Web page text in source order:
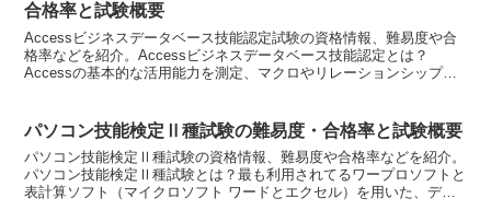
合格率と試験概要
Accessビジネスデータベース技能認定試験の資格情報、難易度や合
格率などを紹介。Accessビジネスデータベース技能認定とは？
Accessの基本的な活用能力を測定、マクロやリレーションシップ、
パソコン技能検定Ⅱ種試験の難易度・合格率と試験概要
パソコン技能検定Ⅱ種試験の資格情報、難易度や合格率などを紹介。
パソコン技能検定Ⅱ種試験とは？最も利用されてるワープロソフトと
表計算ソフト（マイクロソフト ワードとエクセル）を用いた、デー